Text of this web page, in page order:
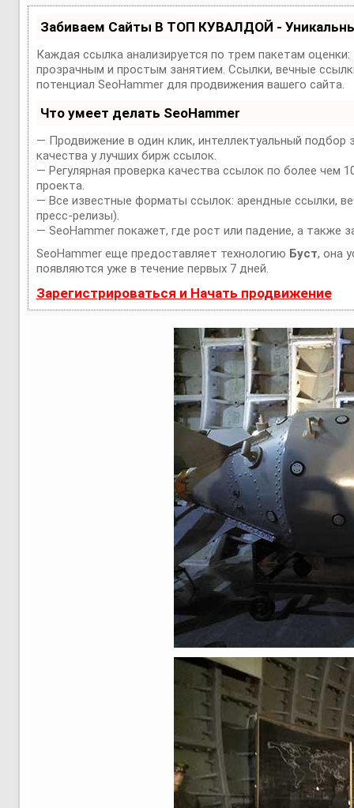
Забиваем Сайты В ТОП КУВАЛДОЙ -
Каждая ссылка анализируется по трем пакетам оценки:
прозрачным и простым занятием. Ссылки, вечные
потенциал SeoHammer для продвижения вашего сайта.
Что умеет делать SeoHammer
— Продвижение в один клик, интеллектуальный
качества у лучших бирж ссылок.
— Регулярная проверка качества ссылок по более чем
проекта.
— Все известные форматы ссылок: арендные ссылки,
пресс-релизы).
— SeoHammer покажет, где рост или падение, а также
SeoHammer еще предоставляет технологию Буст, она
появляются уже в течение первых 7 дней.
Зарегистрироваться и Начать продвижение